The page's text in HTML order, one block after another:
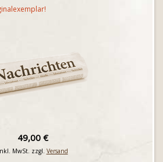
49,00 €
MwSt. zzgl. Versand